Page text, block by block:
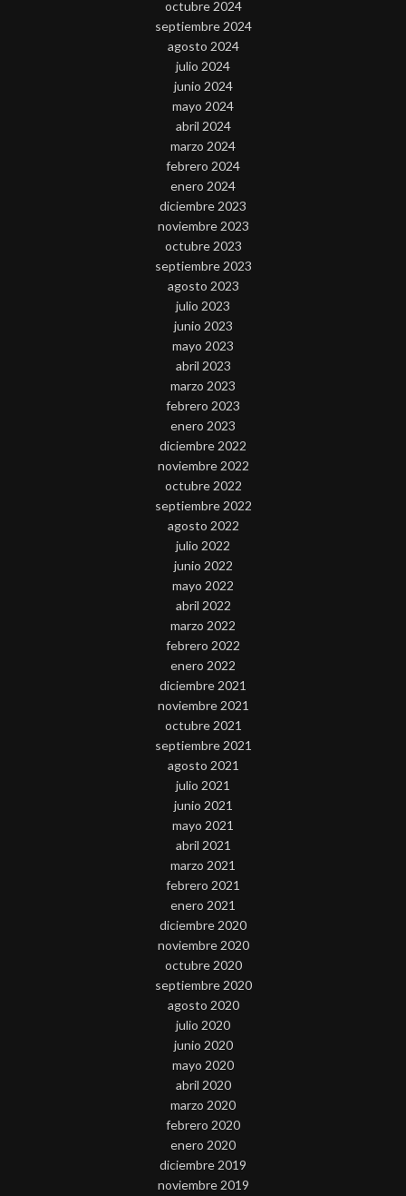
octubre 2024
septiembre 2024
agosto 2024
julio 2024
junio 2024
mayo 2024
abril 2024
marzo 2024
febrero 2024
enero 2024
diciembre 2023
noviembre 2023
octubre 2023
septiembre 2023
agosto 2023
julio 2023
junio 2023
mayo 2023
abril 2023
marzo 2023
febrero 2023
enero 2023
diciembre 2022
noviembre 2022
octubre 2022
septiembre 2022
agosto 2022
julio 2022
junio 2022
mayo 2022
abril 2022
marzo 2022
febrero 2022
enero 2022
diciembre 2021
noviembre 2021
octubre 2021
septiembre 2021
agosto 2021
julio 2021
junio 2021
mayo 2021
abril 2021
marzo 2021
febrero 2021
enero 2021
diciembre 2020
noviembre 2020
octubre 2020
septiembre 2020
agosto 2020
julio 2020
junio 2020
mayo 2020
abril 2020
marzo 2020
febrero 2020
enero 2020
diciembre 2019
noviembre 2019